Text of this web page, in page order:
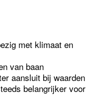
met klimaat en
van baan
aansluit bij waarden
belangrijker voor